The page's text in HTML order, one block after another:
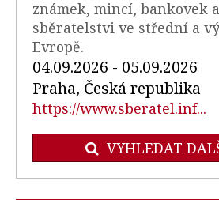
známek, mincí, bankovek
sběratelstvi ve střední a
Evropě.
04.09.2026 - 05.09.2026
Praha, Česká republika
https://www.sberatel.inf...
VYHLEDAT